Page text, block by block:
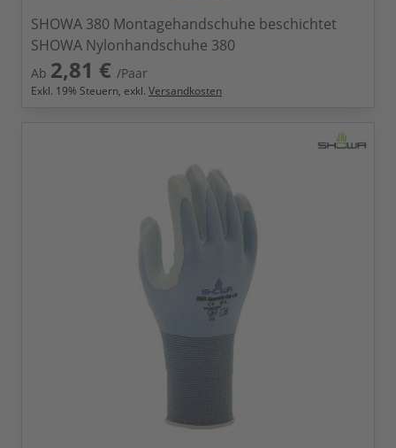
SHOWA 380 Montagehandschuhe beschichtet
SHOWA Nylonhandschuhe 380
Ab 2,81 € /Paar
Exkl. 19% Steuern, exkl. Versandkosten